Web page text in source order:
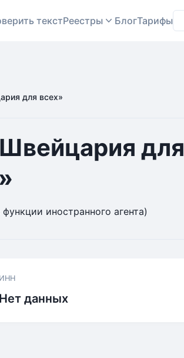
текстРеестры БлогТарифы
для всех»
для
иностранного агента)
ИНН
Нет данных